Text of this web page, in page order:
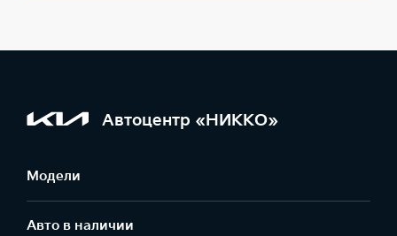
Автоцентр «НИККО»
Модели
Авто в наличии